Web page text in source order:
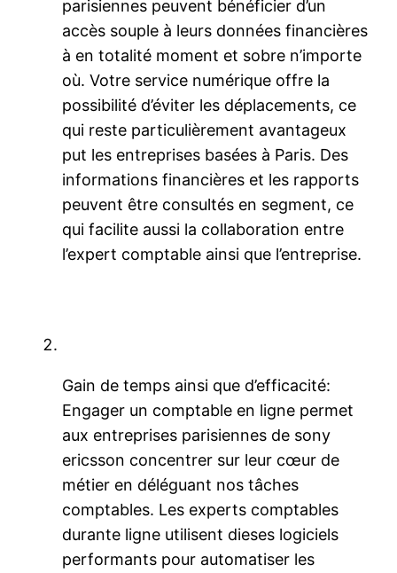
parisiennes peuvent bénéficier d’un
accès souple à leurs données financières
à en totalité moment et sobre n’importe
où. Votre service numérique offre la
possibilité d’éviter les déplacements, ce
qui reste particulièrement avantageux
put les entreprises basées à Paris. Des
informations financières et les rapports
peuvent être consultés en segment, ce
qui facilite aussi la collaboration entre
l’expert comptable ainsi que l’entreprise.
Gain de temps ainsi que d’efficacité:
Engager un comptable en ligne permet
aux entreprises parisiennes de sony
ericsson concentrer sur leur cœur de
métier en déléguant nos tâches
comptables. Les experts comptables
durante ligne utilisent dieses logiciels
performants pour automatiser les